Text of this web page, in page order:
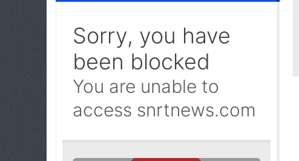
سبتة تحت الضغط.. إسبانيا تتحرك لإعادة المهاجرين والتحقيق في
الجامعة تشتعل.. والرسوم قد تتحول إلى «فاتورة انتخابية»
البوليساريو تحت مجهر الكونغرس الأمريكي.. واشنطن تفتح باب
حين تحارب الدولة فوضى الصحافة… وتفتح العمالات أبوابها